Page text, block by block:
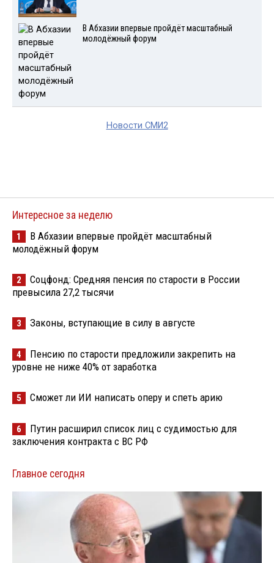
В Абхазии впервые пройдёт масштабный
молодёжный форум
Новости СМИ2
Интересное за неделю
1
В Абхазии впервые пройдёт масштабный
молодёжный форум
2
Соцфонд: Средняя пенсия по старости в России
превысила 27,2 тысячи
3 Законы, вступающие в силу в августе
4
Пенсию по старости предложили закрепить на
уровне не ниже 40% от заработка
5 Сможет ли ИИ написать оперу и спеть арию
6
Путин расширил список лиц с судимостью для
заключения контракта с ВС РФ
Главное сегодня